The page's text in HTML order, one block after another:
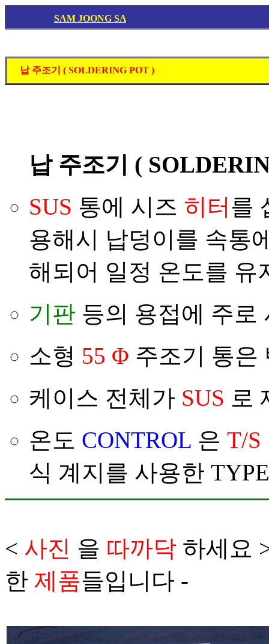
SAM JOONG SA
납 주조기 ( SOLDERING POT )
납 주조기 (
SUS 통에 시즈 히터를
용해시 납덩이를 속통
해되어 일정 온도를 유
기판 등의 용접에 주로
소형 55 Φ 주조기 통은
케이스 전체가 SUS 로
온도 CONTROL 은 T/S
식 계지를 사용한
< 사진 을 따까닥 하세요
한 제품들입니다 -